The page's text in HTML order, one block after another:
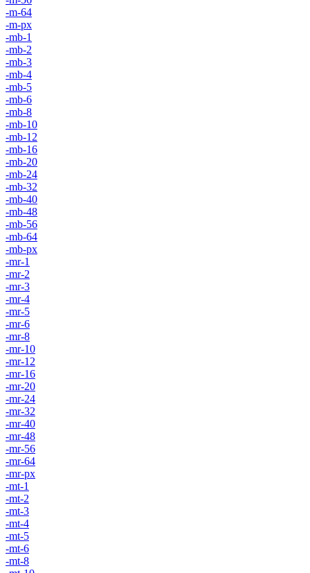
-m-64
-m-px
-mb-1
-mb-2
-mb-3
-mb-4
-mb-5
-mb-6
-mb-8
-mb-10
-mb-12
-mb-16
-mb-20
-mb-24
-mb-32
-mb-40
-mb-48
-mb-56
-mb-64
-mb-px
-mr-1
-mr-2
-mr-3
-mr-4
-mr-5
-mr-6
-mr-8
-mr-10
-mr-12
-mr-16
-mr-20
-mr-24
-mr-32
-mr-40
-mr-48
-mr-56
-mr-64
-mr-px
-mt-1
-mt-2
-mt-3
-mt-4
-mt-5
-mt-6
-mt-8